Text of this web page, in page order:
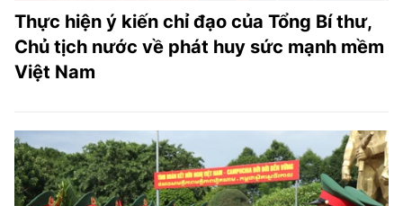
Thực hiện ý kiến chỉ đạo của Tổng Bí thư,
Chủ tịch nước về phát huy sức mạnh mềm
Việt Nam